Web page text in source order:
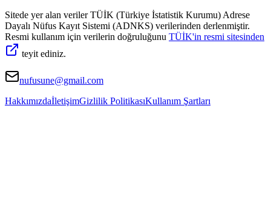
Sitede yer alan veriler TÜİK (Türkiye İstatistik Kurumu) Adrese
Dayalı Nüfus Kayıt Sistemi (ADNKS) verilerinden derlenmiştir.
Resmi kullanım için verilerin doğruluğunu TÜİK'in resmi sitesinden
teyit ediniz.
nufusune@gmail.com
HakkımızdaİletişimGizlilik PolitikasıKullanım Şartları